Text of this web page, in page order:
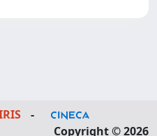
-
Copyright © 2026